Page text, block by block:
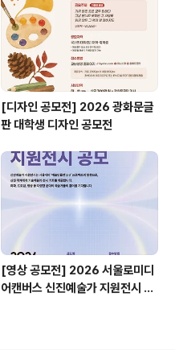
[디자인 공모전] 2026 광화문글
판 대학생 디자인 공모전
[영상 공모전] 2026 서울로미디
어캔버스 신진예술가 지원전시 공